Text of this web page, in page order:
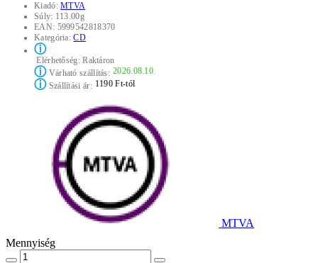
Kiadó:MTVA
Súly: 113.00g
EAN: 5999542818370
Kategória:CD
ⓘ
Elérhetőség:Raktáron
ⓘVárható szállítás: 2026.08.10.
ⓘSzállítási ár: 1190 Ft-tól
MTVA
Mennyiség